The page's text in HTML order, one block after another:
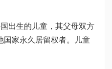
出生的儿童，其父母双方
国家永久居留权者。儿童